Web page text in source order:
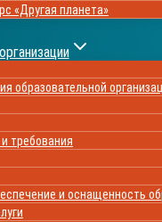
«Другая планета»
образовательной
требования
и оснащенность